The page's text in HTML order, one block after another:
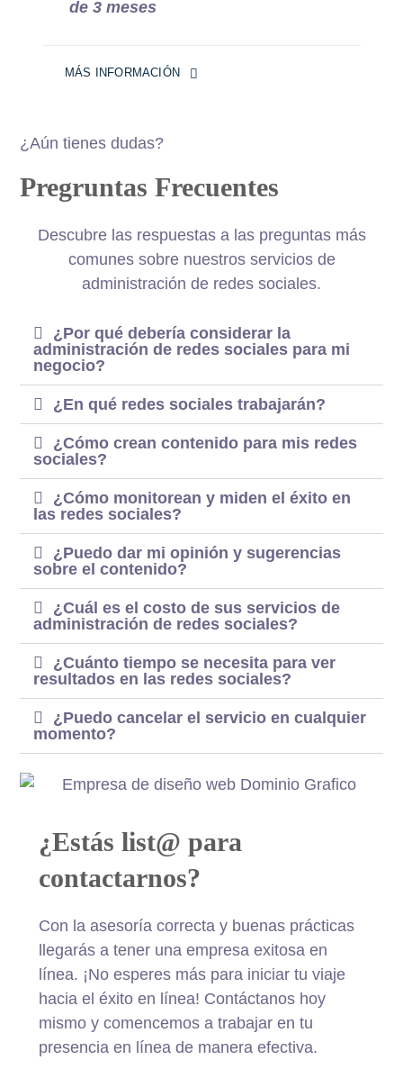
de 3 meses
MÁS INFORMACIÓN
¿Aún tienes dudas?
Pregruntas Frecuentes
Descubre las respuestas a las preguntas más
comunes sobre nuestros servicios de
administración de redes sociales.
¿Por qué debería considerar la
administración de redes sociales para mi
negocio?
¿En qué redes sociales trabajarán?
¿Cómo crean contenido para mis redes
sociales?
¿Cómo monitorean y miden el éxito en
las redes sociales?
¿Puedo dar mi opinión y sugerencias
sobre el contenido?
¿Cuál es el costo de sus servicios de
administración de redes sociales?
¿Cuánto tiempo se necesita para ver
resultados en las redes sociales?
¿Puedo cancelar el servicio en cualquier
momento?
¿Estás list@ para
contactarnos?
Con la asesoría correcta y buenas prácticas
llegarás a tener una empresa exitosa en
línea. ¡No esperes más para iniciar tu viaje
hacia el éxito en línea! Contáctanos hoy
mismo y comencemos a trabajar en tu
presencia en línea de manera efectiva.